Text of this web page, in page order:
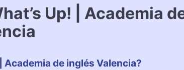
Up! | Academia
de inglés Valencia?